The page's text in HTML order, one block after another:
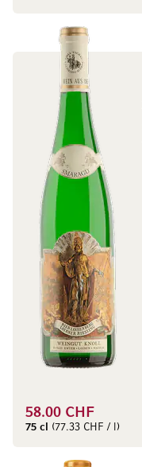
58.00 CHF
75 cl (77.33 CHF / l)